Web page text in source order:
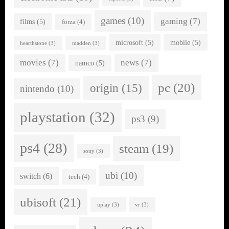
films (5) forza(4) games (10) gaming (7)
hearthstone (3) madden (3) microsoft (5) mobile(5)
movies (7) namco(5) news (7)
nintendo (10) origin (15) pc (20)
playstation (32) ps3 (9)
ps4 (28) sony (3) steam (19)
switch (6) tech (4) ubi (10)
ubisoft (21) uplay (3) vr (3)